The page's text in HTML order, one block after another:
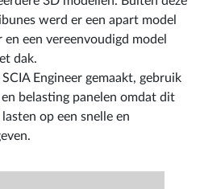
werd er een apart model
een vereenvoudigd model
dak.
Engineer gemaakt, gebruik
belasting panelen omdat dit
op een snelle en